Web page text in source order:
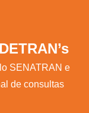
SENATRAN e
de consultas